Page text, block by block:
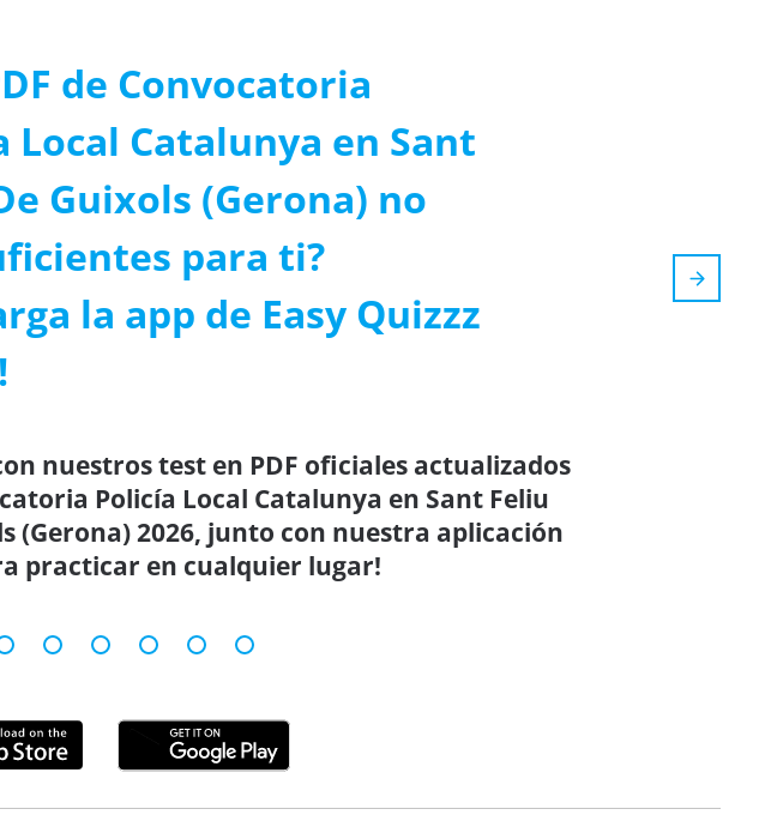
de Convocatoria
Local Catalunya en Sant
Guixols (Gerona) no
para ti?
la app de Easy Quizzz
nuestros test en PDF oficiales actualizados
Policía Local Catalunya en Sant Feliu
(Gerona) 2026, junto con nuestra aplicación
practicar en cualquier lugar!